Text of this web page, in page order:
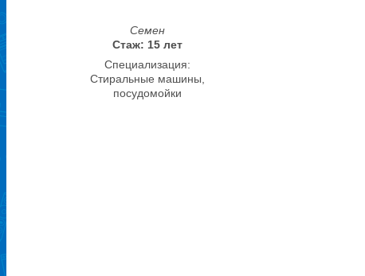
Семен
Стаж: 15 лет
Специализация:
Стиральные машины,
посудомойки